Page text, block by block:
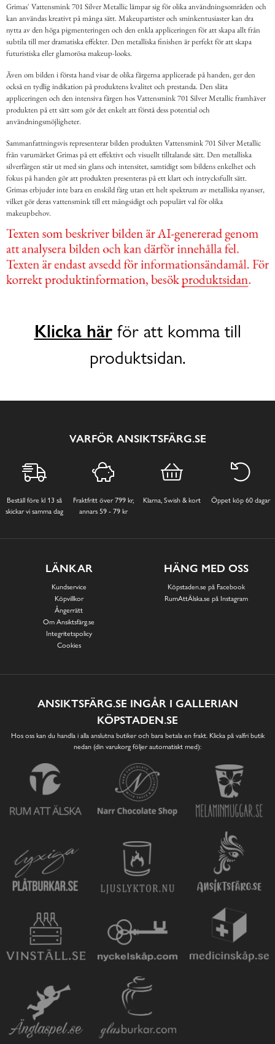
Grimas' Vattensmink 701 Silver Metallic lämpar sig för olika användningsområden och
kan användas kreativt på många sätt. Makeupartister och sminkentusiaster kan dra
nytta av den höga pigmenteringen och den enkla appliceringen för att skapa allt från
subtila till mer dramatiska effekter. Den metalliska finishen är perfekt för att skapa
futuristiska eller glamorösa makeup-looks.
Även om bilden i första hand visar de olika färgerna applicerade på handen, ger den
också en tydlig indikation på produktens kvalitet och prestanda. Den släta
appliceringen och den intensiva färgen hos Vattensmink 701 Silver Metallic framhäver
produkten på ett sätt som gör det enkelt att förstå dess potential och
användningsmöjligheter.
Sammanfattningsvis representerar bilden produkten Vattensmink 701 Silver Metallic
från varumärket Grimas på ett effektivt och visuellt tilltalande sätt. Den metalliska
silverfärgen står ut med sin glans och intensitet, samtidigt som bildens enkelhet och
fokus på handen gör att produkten presenteras på ett klart och intrycksfullt sätt.
Grimas erbjuder inte bara en enskild färg utan ett helt spektrum av metalliska nyanser,
vilket gör deras vattensmink till ett mångsidigt och populärt val för olika
makeupbehov.
Klicka härför att komma till
produktsidan.
VARFÖR ANSIKTSFÄRG.SE
Beställ före kl 13 så
skickar vi samma dag
Fraktfritt över 799 kr,
annars 59 - 79 kr
Klarna, Swish & kort Öppet köp 60 dagar
LÄNKAR
Kundservice
Köpvillkor
Ångerrätt
Om Ansiktsfärg.se
Integritetspolicy
Cookies
HÄNG MED OSS
Köpstaden.se på Facebook
RumAttÄlska.se på Instagram
ANSIKTSFÄRG.SE INGÅR I GALLERIAN
KÖPSTADEN.SE
Hos oss kan du handla i alla anslutna butiker och bara betala en frakt. Klicka på valfri butik
nedan (din varukorg följer automatiskt med):